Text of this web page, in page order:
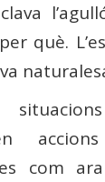
què.
com